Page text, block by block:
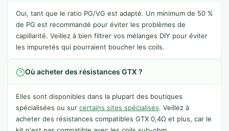
Oui, tant que le ratio PG/VG est adapté. Un minimum de 50 %
de PG est recommandé pour éviter les problèmes de
capillarité. Veillez à bien filtrer vos mélanges DIY pour éviter
les impuretés qui pourraient boucher les coils.
Où acheter des résistances GTX ?
Elles sont disponibles dans la plupart des boutiques
spécialisées ou sur certains sites spécialisés. Veillez à
acheter des résistances compatibles GTX 0,4Ω et plus, car le